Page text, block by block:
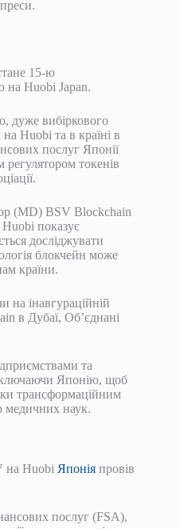
15-ю
на Huobi Japan.
дуже вибіркового
Huobi та в країні в
послуг Японії
токенів
(MD) BSV Blockchain
показує
досліджувати
блокчейн може
країни.
на інавгураційній
в Дубаї, Об’єднані
та
Японію, щоб
трансформаційним
медичних наук.
на Huobi Японія провів
послуг (FSA),